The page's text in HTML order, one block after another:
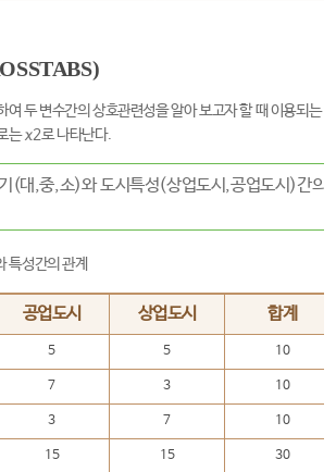
여 두 변수간의 상호관련성을 알아 보고자 할 때 이용되는 기
는 χ2로 나타난다.
(대,중,소)와 도시특성(상업도시,공업도시)간의
특성간의 관계
공업도시 상업도시 합계
5 5 10
7 3 10
3 7 10
15 15 30